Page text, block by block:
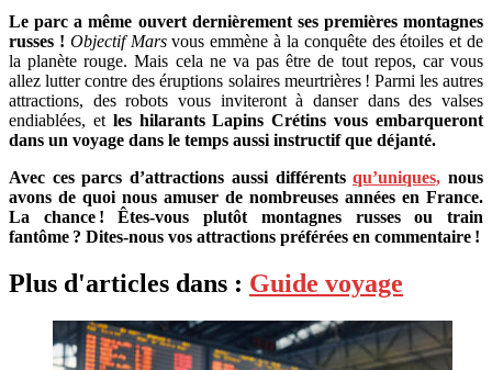
Le parc a même ouvert dernièrement ses premières montagnes
russes ! Objectif Marsvous emmène à la conquête des étoiles et de
la planète rouge. Mais cela ne va pas être de tout repos, car vous
allez lutter contre des éruptions solaires meurtrières ! Parmi les autres
attractions, des robots vous inviteront à danser dans des valses
endiablées, etles hilarants Lapins Crétins vous embarqueront
dans un voyage dans le temps aussi instructif que déjanté.
Avec ces parcs d’attractions aussi différents qu’uniques, nous
avons de quoi nous amuser de nombreuses années en France.
La chance ! Êtes-vous plutôt montagnes russes ou train
fantôme ? Dites-nous vos attractions préférées en commentaire !
Plus d'articles dans : Guide voyage